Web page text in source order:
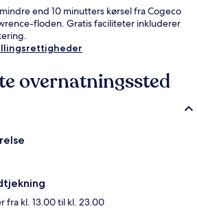
end 10 minutters kørsel fra Cogeco
floden. Gratis faciliteter inkluderer
overnatningssted
fra kl. 13.00 til kl. 23.00